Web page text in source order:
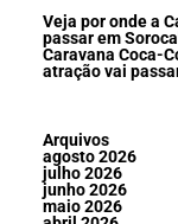
Veja por onde a
passar em
Caravana Coca-
atração vai
Arquivos
agosto 2026
julho 2026
junho 2026
maio 2026